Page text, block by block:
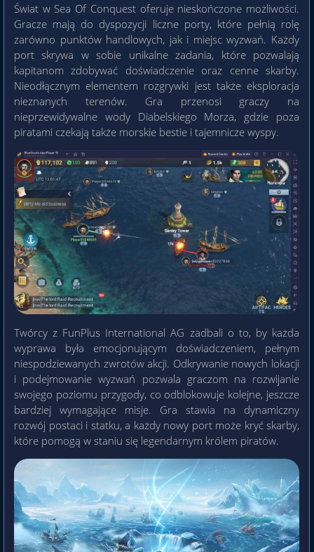
Świat w Sea Of Conquest oferuje nieskończone możliwości.
Gracze mają do dyspozycji liczne porty, które pełnią rolę
zarówno punktów handlowych, jak i miejsc wyzwań. Każdy
port skrywa w sobie unikalne zadania, które pozwalają
kapitanom zdobywać doświadczenie oraz cenne skarby.
Nieodłącznym elementem rozgrywki jest także eksploracja
nieznanych terenów. Gra przenosi graczy na
nieprzewidywalne wody Diabelskiego Morza, gdzie poza
piratami czekają także morskie bestie i tajemnicze wyspy.
Twórcy z FunPlus International AG zadbali o to, by każda
wyprawa była emocjonującym doświadczeniem, pełnym
niespodziewanych zwrotów akcji. Odkrywanie nowych lokacji
i podejmowanie wyzwań pozwala graczom na rozwijanie
swojego poziomu przygody, co odblokowuje kolejne, jeszcze
bardziej wymagające misje. Gra stawia na dynamiczny
rozwój postaci i statku, a każdy nowy port może kryć skarby,
które pomogą w staniu się legendarnym królem piratów.